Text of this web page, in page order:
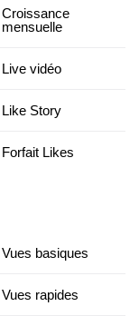
Croissance
mensuelle
Live vidéo
Like Story
Forfait Likes
Vues basiques
Vues rapides